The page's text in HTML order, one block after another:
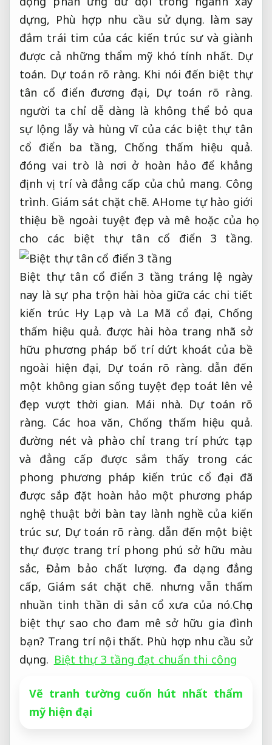
dựng, Phù hợp nhu cầu sử dụng. làm say
đắm trái tim của các kiến trúc sư và giành
được cả những thẩm mỹ khó tính nhất. Dự
toán. Dự toán rõ ràng. Khi nói đến biệt thự
tân cổ điển đương đại, Dự toán rõ ràng.
người ta chỉ dễ dàng là không thể bỏ qua
sự lộng lẫy và hùng vĩ của các biệt thự tân
cổ điển ba tầng, Chống thấm hiệu quả.
đóng vai trò là nơi ở hoàn hảo để khẳng
định vị trí và đẳng cấp của chủ mang. Công
trình. Giám sát chặt chẽ. AHome tự hào giới
thiệu bề ngoài tuyệt đẹp và mê hoặc của họ
cho các biệt thự tân cổ điển 3 tầng.
Biệt thự tân cổ điển 3 tầng tráng lệ ngày
nay là sự pha trộn hài hòa giữa các chi tiết
kiến trúc Hy Lạp và La Mã cổ đại, Chống
thấm hiệu quả. được hài hòa trang nhã sở
hữu phương pháp bố trí dứt khoát của bề
ngoài hiện đại, Dự toán rõ ràng. dẫn đến
một không gian sống tuyệt đẹp toát lên vẻ
đẹp vượt thời gian. Mái nhà. Dự toán rõ
ràng. Các hoa văn, Chống thấm hiệu quả.
đường nét và phào chỉ trang trí phức tạp
và đẳng cấp được sắm thấy trong các
phong phương pháp kiến trúc cổ đại đã
được sắp đặt hoàn hảo một phương pháp
nghệ thuật bởi bàn tay lành nghề của kiến
trúc sư, Dự toán rõ ràng. dẫn đến một biệt
thự được trang trí phong phú sở hữu màu
sắc,Đảm bảo chất lượng. đa dạng đẳng
cấp, Giám sát chặt chẽ. nhưng vẫn thấm
nhuần tinh thần di sản cổ xưa của nó.Chọn
biệt thự sao cho đam mê sở hữu gia đình
bạn? Trang trí nội thất. Phù hợp nhu cầu sử
dụng. Biệt thự 3 tầng đạt chuẩn thi công
Vẽ tranh tường cuốn hút nhất thẩm
mỹ hiện đại